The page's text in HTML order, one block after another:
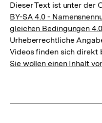
Dieser Text ist unter der
BY-SA 4.0 -
gleichen Bedingungen
Urheberrechtliche
Videos finden sich direkt
Sie wollen einen Inhalt